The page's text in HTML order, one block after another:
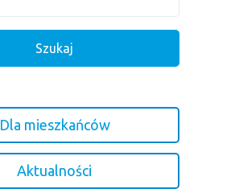
Dla mieszkańców
Aktualności